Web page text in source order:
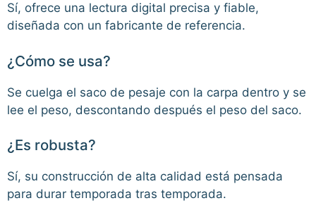
Sí, ofrece una lectura digital precisa y fiable,
diseñada con un fabricante de referencia.
¿Cómo se usa?
Se cuelga el saco de pesaje con la carpa dentro y se
lee el peso, descontando después el peso del saco.
¿Es robusta?
Sí, su construcción de alta calidad está pensada
para durar temporada tras temporada.